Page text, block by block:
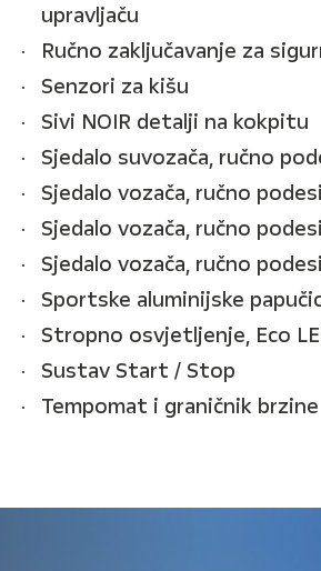
upravljaču
Ručno zaključavanje za
Senzori za kišu
Sivi NOIR detalji na kokpitu
Sjedalo suvozača, ručno
Sjedalo vozača, ručno
Sjedalo vozača, ručno
Sjedalo vozača, ručno
Sportske aluminijske
Stropno osvjetljenje, Eco
Sustav Start / Stop
Tempomat i graničnik brzine